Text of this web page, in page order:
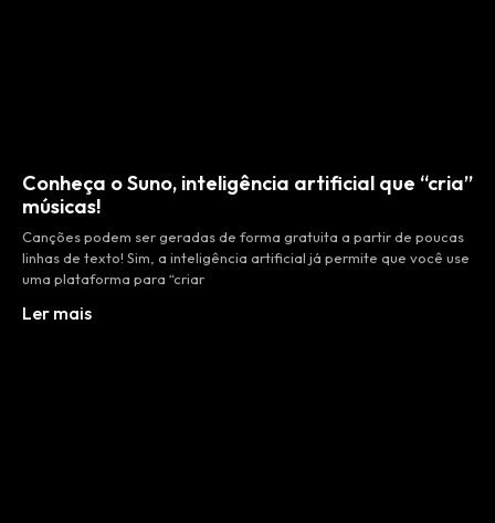
Conheça o Suno, inteligência artificial que “cria”
músicas!
Canções podem ser geradas de forma gratuita a partir de poucas
linhas de texto! Sim, a inteligência artificial já permite que você use
uma plataforma para “criar
Ler mais